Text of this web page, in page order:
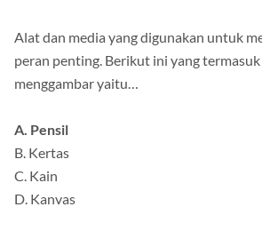
Alat dan media yang digunakan untuk
peran penting. Berikut ini yang
menggambar yaitu…
A. Pensil
B. Kertas
C. Kain
D. Kanvas